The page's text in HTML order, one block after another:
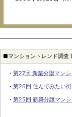
■マンショントレンド調査
・ 第27回 新築分譲マン
・ 第26回 住んでみたい
・ 第25回 新築分譲マン